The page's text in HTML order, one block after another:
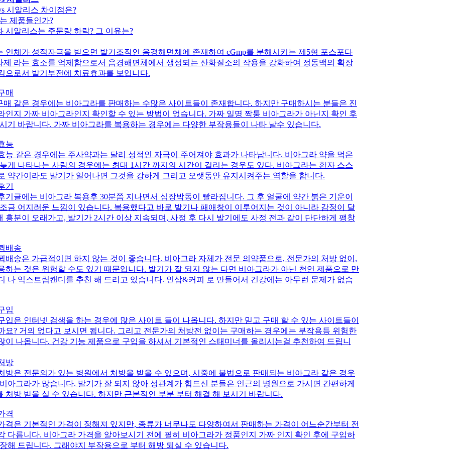
시알리스 차이점은?
제품들인가?
시알리스는 주문량 하락? 그 이유는?
인체가 성적자극을 받으면 발기조직인 음경해면체에 존재하여 cGmp를 분해시키는 제5형 포스포다
제 라는 효소를 억제함으로서 음경해면체에서 생성되는 산화질소의 작용을 강화하여 정동맥의 확장
으로서 발기부전에 치료효과를 보입니다.
매
매 같은 경우에는 비아그라를 판매하는 수많은 사이트들이 존재합니다. 하지만 구매하시는 분들은 진
인지 가짜 비아그라인지 확인할 수 있는 방법이 없습니다. 가짜 일명 짝퉁 비아그라가 아닌지 확인 후
기 바랍니다. 가짜 비아그라를 복용하는 경우에는 다양한 부작용들이 나타 날수 있습니다.
능
능 같은 경우에는 주사약과는 달리 성적인 자극이 주어져야 효과가 나타납니다. 비아그라 약을 먹은
게 나타나는 사람의 경우에는 최대 1시간 까지의 시간이 걸리는 경우도 있다. 비아그라는 환자 스스
약간이라도 발기가 일어나면 그것을 강하게 그리고 오랫동안 유지시켜주는 역할을 합니다.
기
기글에는 비아그라 복용후 30분쯤 지나면서 심장박동이 빨라집니다. 그 후 얼굴에 약간 붉은 기운이
금 어지러운 느낌이 있습니다. 복용했다고 바로 발기나 패애창이 이루어지는 것이 아니라 감정이 달
흥분이 오래가고, 발기가 2시간 이상 지속되며, 사정 후 다시 발기에도 사정 전과 같이 단단하게 팽창
배송
배송은 가급적이면 하지 않는 것이 좋습니다. 비아그라 자체가 전문 의약품으로, 전문가의 처방 없이,
하는 것은 위험할 수도 있기 때문입니다. 발기가 잘 되지 않는 다면 비아그라가 아닌 천연 제품으로 만
나 익스트림캔디를 추천 해 드리고 있습니다. 인삼&커피 로 만들어서 건강에는 아무런 문제가 없습
입
입은 인터넷 검색을 하는 경우에 많은 사이트 들이 나옵니다. 하지만 믿고 구매 할 수 있는 사이트들이
요? 거의 없다고 보시면 됩니다. 그리고 전문가의 처방전 없이는 구매하는 경우에는 부작용등 위험한
이 나옵니다. 건강 기능 제품으로 구입을 하셔서 기본적인 스태미너를 올리시는걸 추천하여 드립니
방
방은 전문의가 있는 병원에서 처방을 받을 수 있으며, 시중에 불법으로 판매되는 비아그라 같은 경우
아그라가 많습니다. 발기가 잘 되지 않아 성관계가 힘드신 분들은 인근의 병원으로 가시면 간편하게
처방 받을 실 수 있습니다. 하지만 근본적인 부분 부터 해결 해 보시기 바랍니다.
격
격은 기본적인 가격이 정해져 있지만, 종류가 너무나도 다양하여서 판매하는 가격이 어느순간부터 전
다릅니다. 비아그라 가격을 알아보시기 전에 필히 비아그라가 정품인지 가짜 인지 확인 후에 구입하
해 드립니다. 그래야지 부작용으로 부터 해방 되실 수 있습니다.